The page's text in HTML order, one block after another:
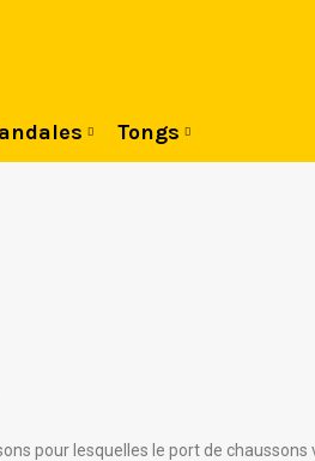
Tongs
pour lesquelles le port de chaussons